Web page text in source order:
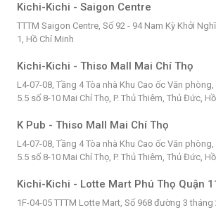
Kichi-Kichi - Saigon Centre
TTTM Saigon Centre, Số 92 - 94 Nam Kỳ Khởi
1, Hồ Chí Minh
Kichi-Kichi - Thiso Mall Mai Chí Thọ
L4-07-08, Tầng 4 Tòa nhà Khu Cao ốc Văn
5.5 số 8-10 Mai Chí Thọ, P. Thủ Thiêm, Thủ Đức,
K Pub - Thiso Mall Mai Chí Thọ
L4-07-08, Tầng 4 Tòa nhà Khu Cao ốc Văn
5.5 số 8-10 Mai Chí Thọ, P. Thủ Thiêm, Thủ Đức,
Kichi-Kichi - Lotte Mart Phú Thọ Quận
1F-04-05 TTTM Lotte Mart, Số 968 đường 3 tháng